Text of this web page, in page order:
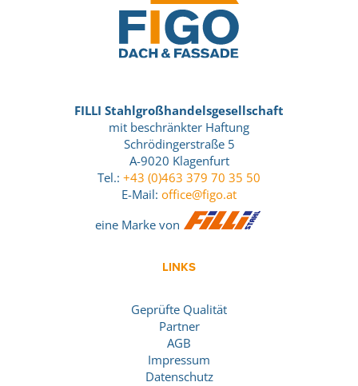
FILLI Stahlgroßhandelsgesellschaft
mit beschränkter Haftung
Schrödingerstraße 5
A-9020 Klagenfurt
Tel.: +43 (0)463 379 70 35 50
E-Mail: office@figo.at
eine Marke von
LINKS
Geprüfte Qualität
Partner
AGB
Impressum
Datenschutz